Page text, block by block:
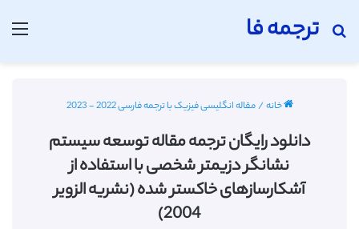
ترجمه فا
جستجو برای
خانه/مقاله انگلیسی فیزیک با ترجمه فارسی 2022 - 2023
دانلود رایگان ترجمه مقاله توسعه سیستم
نشانگر دزیمتر شخصی با استفاده از
آشکارسازهای خاکستر شده (نشریه الزویر
2004)